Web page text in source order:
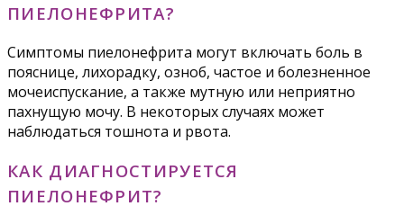
ПИЕЛОНЕФРИТА?
Симптомы пиелонефрита могут включать боль в
пояснице, лихорадку, озноб, частое и болезненное
мочеиспускание, а также мутную или неприятно
пахнущую мочу. В некоторых случаях может
наблюдаться тошнота и рвота.
КАК ДИАГНОСТИРУЕТСЯ
ПИЕЛОНЕФРИТ?